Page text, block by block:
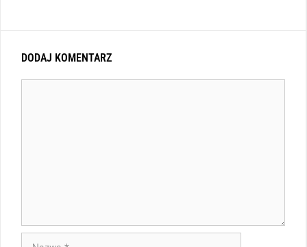
DODAJ KOMENTARZ